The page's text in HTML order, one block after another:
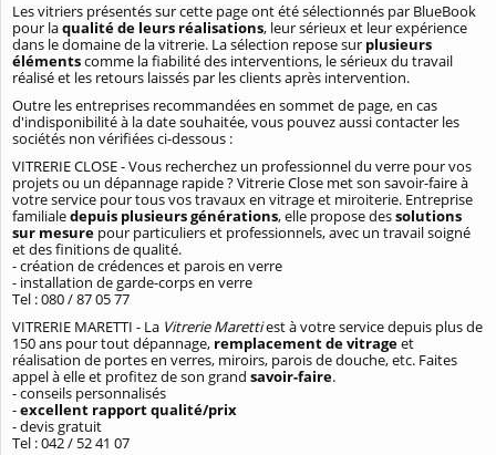
Les vitriers présentés sur cette page ont été sélectionnés par BlueBook
pour laqualité de leurs réalisations, leur sérieux et leur expérience
dans le domaine de la vitrerie. La sélection repose sur plusieurs
élémentscomme la fiabilité des interventions, le sérieux du travail
réalisé et les retours laissés par les clients après intervention.
Outre les entreprises recommandées en sommet de page, en cas
d'indisponibilité à la date souhaitée, vous pouvez aussi contacter les
sociétés non vérifiées ci-dessous :
VITRERIE CLOSE - Vous recherchez un professionnel du verre pour vos
projets ou un dépannage rapide ? Vitrerie Close met son savoir-faire à
votre service pour tous vos travaux en vitrage et miroiterie. Entreprise
familialedepuis plusieurs générations, elle propose dessolutions
sur mesure pour particuliers et professionnels, avec un travail soigné
et des finitions de qualité.
- création de crédences et parois en verre
- installation de garde-corps en verre
Tel : 080 / 87 05 77
VITRERIE MARETTI - La Vitrerie Marettiest à votre service depuis plus de
150 ans pour tout dépannage, remplacement de vitrageet
réalisation de portes en verres, miroirs, parois de douche, etc. Faites
appel à elle et profitez de son grand savoir-faire.
- conseils personnalisés
-excellent rapport qualité/prix
- devis gratuit
Tel : 042 / 52 41 07